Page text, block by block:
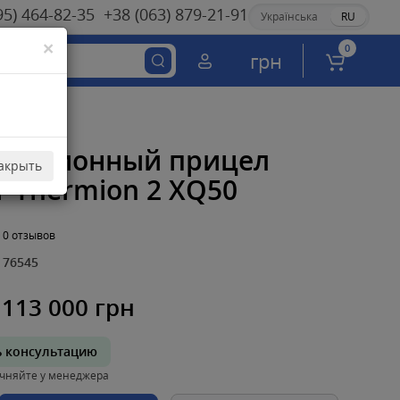
Українська RU
464-82-35 +38 (063) 879-21-91
грн 0
×
прицел
Thermion 2 XQ50
0 отзывов
76545
113 000 грн
консультацию
у менеджера